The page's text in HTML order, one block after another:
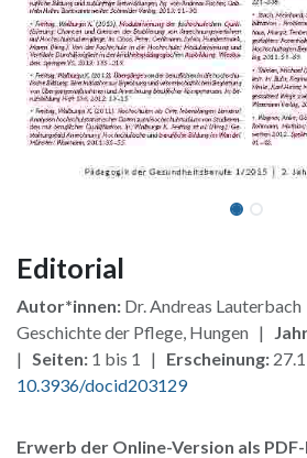
Editorial
Autor*innen: Dr. Andreas
Geschichte der Pflege, Hungen |
| Seiten: 1 bis 1 | Erscheinung:
10.3936/docid203129
Erwerb der Online-Version als